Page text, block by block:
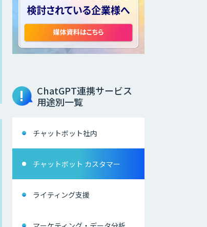
ChatGPT連携サービス
用途別一覧
チャットボット社内
チャットボット カスタマー
ライティング支援